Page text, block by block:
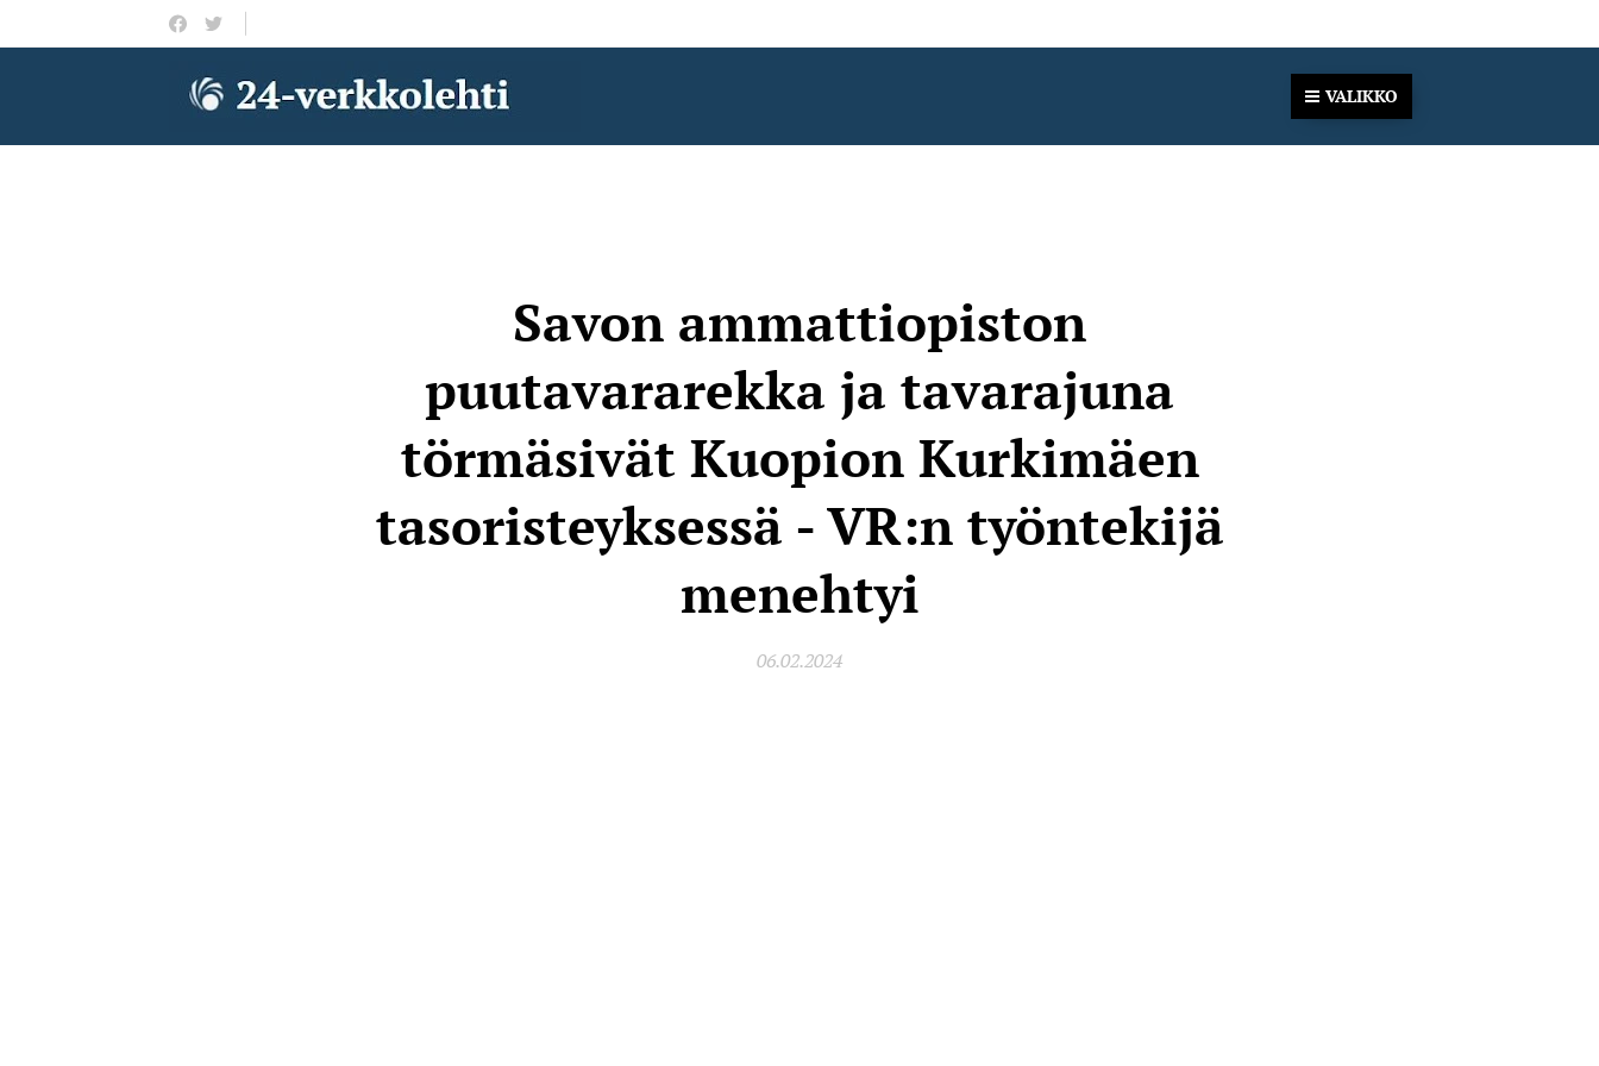
VALIKKO
Savon ammattiopiston
puutavararekka ja tavarajuna
törmäsivät Kuopion Kurkimäen
tasoristeyksessä - VR:n työntekijä
menehtyi
06.02.2024